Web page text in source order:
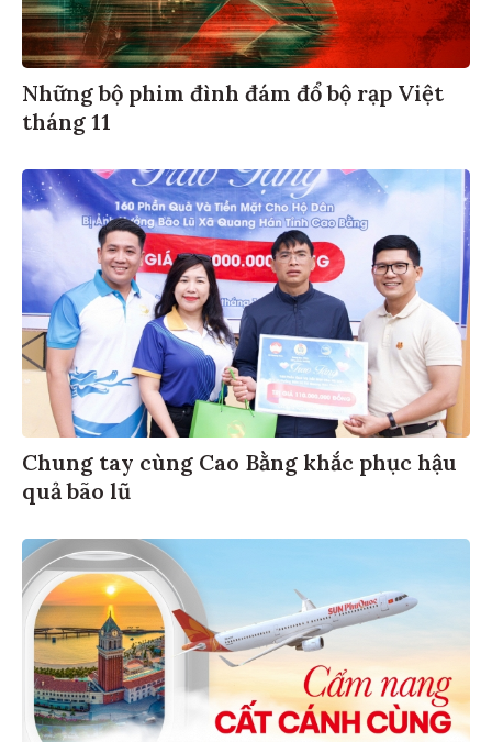
Những bộ phim đình đám đổ bộ rạp Việt
tháng 11
Chung tay cùng Cao Bằng khắc phục hậu
quả bão lũ